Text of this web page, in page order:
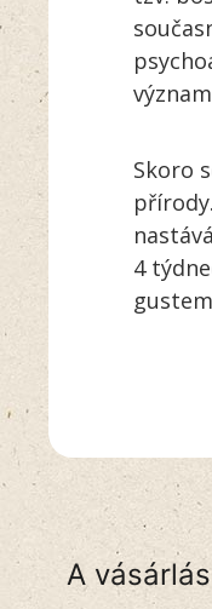
Skoro
přírody.
4
A